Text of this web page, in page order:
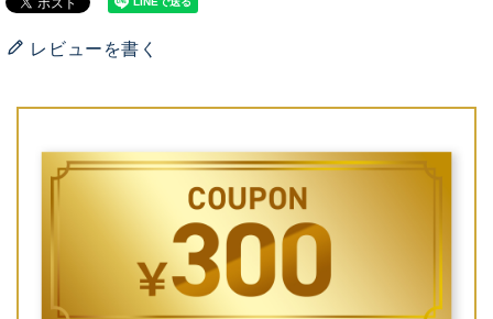
レビューを書く